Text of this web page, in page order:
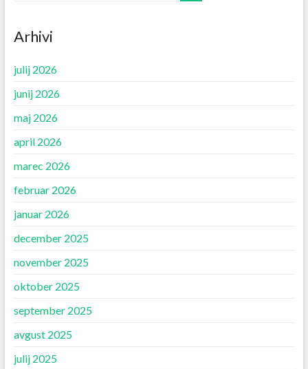
Arhivi
julij 2026
junij 2026
maj 2026
april 2026
marec 2026
februar 2026
januar 2026
december 2025
november 2025
oktober 2025
september 2025
avgust 2025
julij 2025